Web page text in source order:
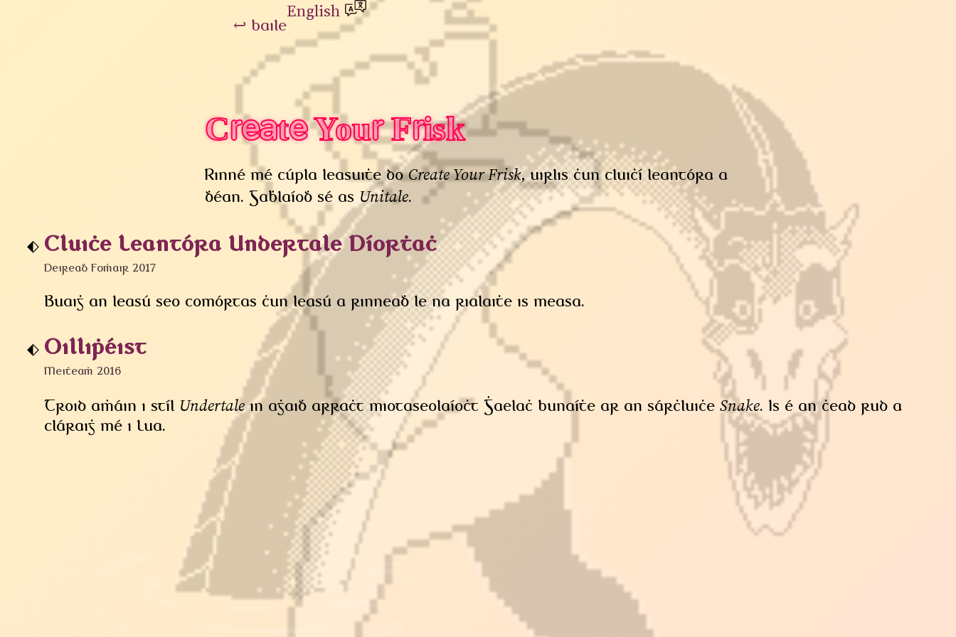
↩ baile
English
Create Your Frisk
Rinné mé cúpla leasuithe doCreate Your Frisk, uirlis chun cluichí leantóra a
dhéan. Gabhlaíodh sé as Unitale.
Cluiche Leantóra Undertale Díorthach
Deireadh Fomhair 2017
Buaigh an leasú seo comórtas chun leasú a rinneadh le na rialaithe is measa.
Oilliphéist
Meitheamh 2016
Troid amháin i stíl Undertalein aghaidh arracht miotaseolaíocht Ghaelach bunaíthe ar an sárchluiche Snake. Is é an chead rud a
cláraigh mé i Lua.